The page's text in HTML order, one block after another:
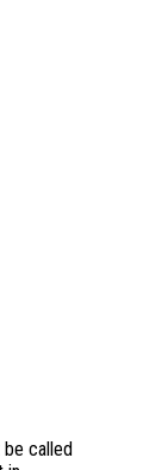
be called